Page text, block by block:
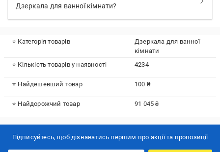
Дзеркала для ванної кімнати?
⭐ Категорія товарів
Дзеркала для ванної
кімнати
⭐ Кількість товарів у наявності
4234
⭐ Найдешевший товар 100 ₴
⭐ Найдорожчий товар 91 045 ₴
Підписуйтесь, щоб дізнаватись першим про акції та пропозиції